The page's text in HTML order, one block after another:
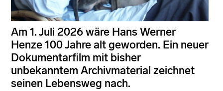
Am 1. Juli 2026 wäre Hans Werner
Henze 100 Jahre alt geworden. Ein neuer
Dokumentarfilm mit bisher
unbekanntem Archivmaterial zeichnet
seinen Lebensweg nach.